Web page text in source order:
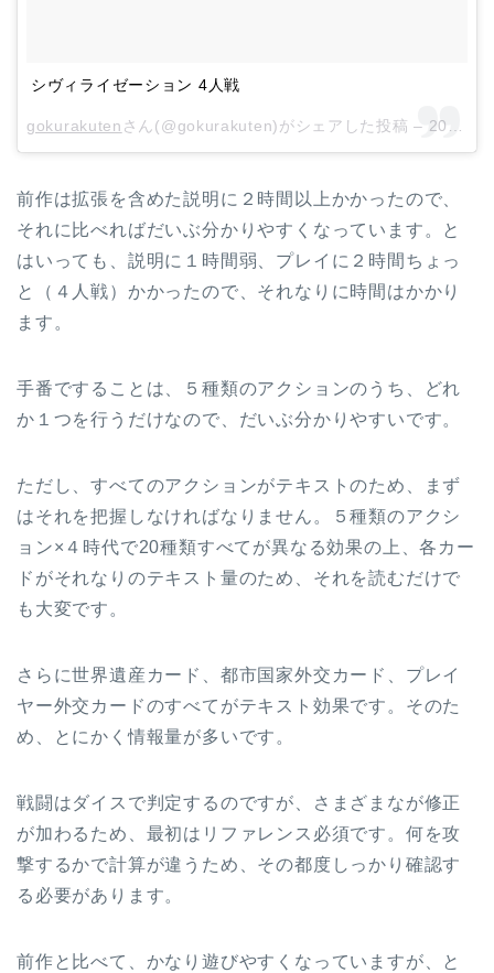
シヴィライゼーション 4人戦
gokurakuten さん(@gokurakuten)がシェアした投稿 – 2018年 8月月30日午前10時48分PDT
前作は拡張を含めた説明に２時間以上かかったので、
それに比べればだいぶ分かりやすくなっています。と
はいっても、説明に１時間弱、プレイに２時間ちょっ
と（４人戦）かかったので、それなりに時間はかかり
ます。
手番ですることは、５種類のアクションのうち、どれ
か１つを行うだけなので、だいぶ分かりやすいです。
ただし、すべてのアクションがテキストのため、まず
はそれを把握しなければなりません。５種類のアクシ
ョン×４時代で20種類すべてが異なる効果の上、各カー
ドがそれなりのテキスト量のため、それを読むだけで
も大変です。
さらに世界遺産カード、都市国家外交カード、プレイ
ヤー外交カードのすべてがテキスト効果です。そのた
め、とにかく情報量が多いです。
戦闘はダイスで判定するのですが、さまざまなが修正
が加わるため、最初はリファレンス必須です。何を攻
撃するかで計算が違うため、その都度しっかり確認す
る必要があります。
前作と比べて、かなり遊びやすくなっていますが、と